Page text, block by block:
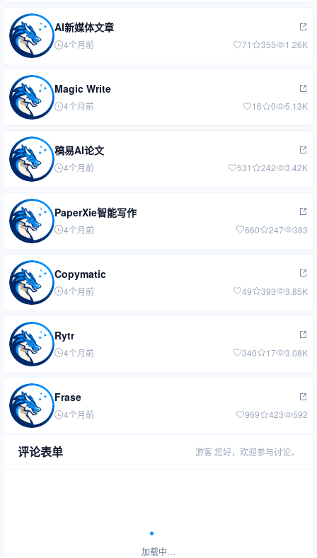
AI新媒体文章
4个月前 71 355 1.26K
Magic Write
4个月前 16 0 5.13K
稿易AI论文
4个月前 531 242 3.42K
PaperXie智能写作
4个月前 660 247 383
Copymatic
4个月前 49 393 3.85K
Rytr
4个月前 340 17 3.08K
Frase
4个月前 969 423 592
评论表单 游客 您好，欢迎参与讨论。
加载中…